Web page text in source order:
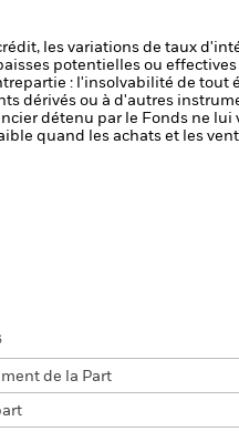
les variations de taux
potentielles ou
: l'insolvabilité de tout
dérivés ou à d'autres
détenu par le Fonds ne lui
quand les achats et les
de la Part